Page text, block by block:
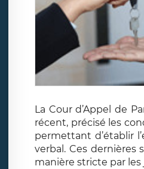
La Cour d’Appel de
récent, précisé les
permettant d’établir
verbal. Ces dernières
manière stricte par les